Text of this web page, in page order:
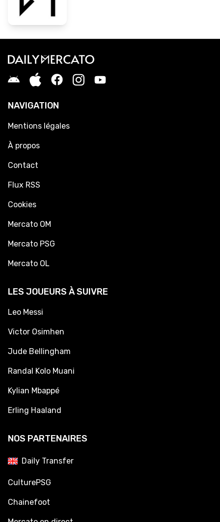
NAVIGATION
Mentions légales
À propos
Contact
Flux RSS
Cookies
Mercato OM
Mercato PSG
Mercato OL
LES JOUEURS À SUIVRE
Leo Messi
Victor Osimhen
Jude Bellingham
Randal Kolo Muani
Kylian Mbappé
Erling Haaland
NOS PARTENAIRES
Daily Transfer
CulturePSG
Chainefoot